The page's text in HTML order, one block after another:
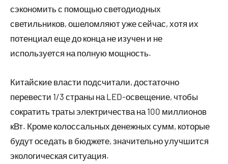
сэкономить с помощью светодиодных
светильников, ошеломляют уже сейчас, хотя их
потенциал еще до конца не изучен и не
используется на полную мощность.
Китайские власти подсчитали, достаточно
перевести 1/3 страны на LED-освещение, чтобы
сократить траты электричества на 100 миллионов
кВт. Кроме колоссальных денежных сумм, которые
будут оседать в бюджете, значительно улучшится
экологическая ситуация.